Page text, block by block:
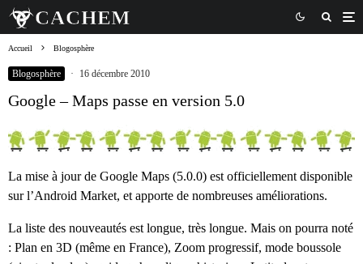
Accueil Blogosphère
Blogosphère · 16 décembre 2010
Google – Maps passe en version 5.0
La mise à jour de Google Maps (5.0.0) est officiellement disponible
sur l’Android Market, et apporte de nombreuses améliorations.
La liste des nouveautés est longue, très longue. Mais on pourra noté
: Plan en 3D (même en France), Zoom progressif, mode boussole